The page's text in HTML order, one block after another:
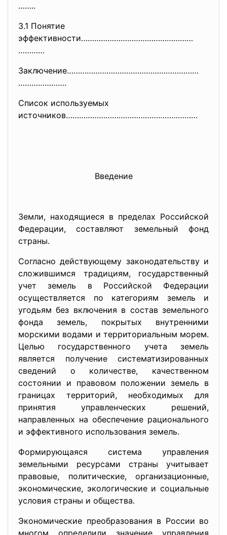
……..
3.1 Понятие
эффективности……………………………………………
…………
Заключение……………………………………………………
………………….
Список используемых
источников……………………………………………………
Введение
Земли, находящиеся в пределах Российской
Федерации, составляют земельный фонд
страны.
Согласно действующему законодательству и
сложившимся традициям, государственный
учет земель в Российской Федерации
осуществляется по категориям земель и
угодьям без включения в состав земельного
фонда земель, покрытых внутренними
морскими водами и территориальным морем.
Целью государственного учета земель
является получение систематизированных
сведений о количестве, качественном
состоянии и правовом положении земель в
границах территорий, необходимых для
принятия управленческих решений,
направленных на обеспечение рационального
и эффективного использования земель.
Формирующаяся система управления
земельными ресурсами страны учитывает
правовые, политические, организационные,
экономические, экологические и социальные
условия страны и общества.
Экономические преобразования в России во
многом определили значение управления